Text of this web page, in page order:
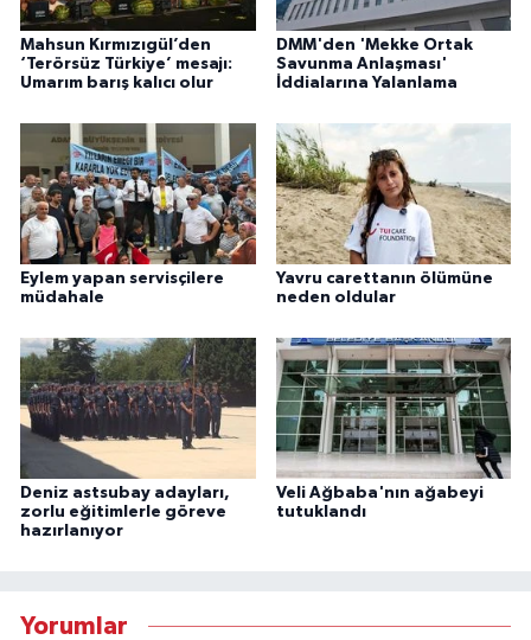
Mahsun Kırmızıgül’den
‘Terörsüz Türkiye’ mesajı:
Umarım barış kalıcı olur
DMM'den 'Mekke Ortak
Savunma Anlaşması'
İddialarına Yalanlama
Eylem yapan servisçilere
müdahale
Yavru carettanın ölümüne
neden oldular
Deniz astsubay adayları,
zorlu eğitimlerle göreve
hazırlanıyor
Veli Ağbaba'nın ağabeyi
tutuklandı
Yorumlar